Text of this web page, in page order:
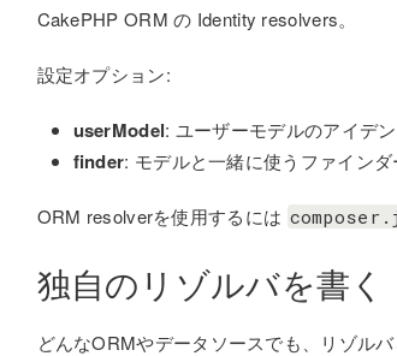
CakePHP ORM の Identity resolvers。
設定オプション:
userModel: ユーザーモデルのアイデ
finder: モデルと一緒に使うファイン
ORM resolverを使用するには
独自のリゾルバを書く
どんなORMやデータソースでも、リゾル